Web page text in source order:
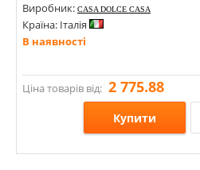
Виробник: CASA DOLCE CASA
Країна: Італія
В наявності
Ціна товарів від: 2 775.88
Купити
Розміри: 600х600;